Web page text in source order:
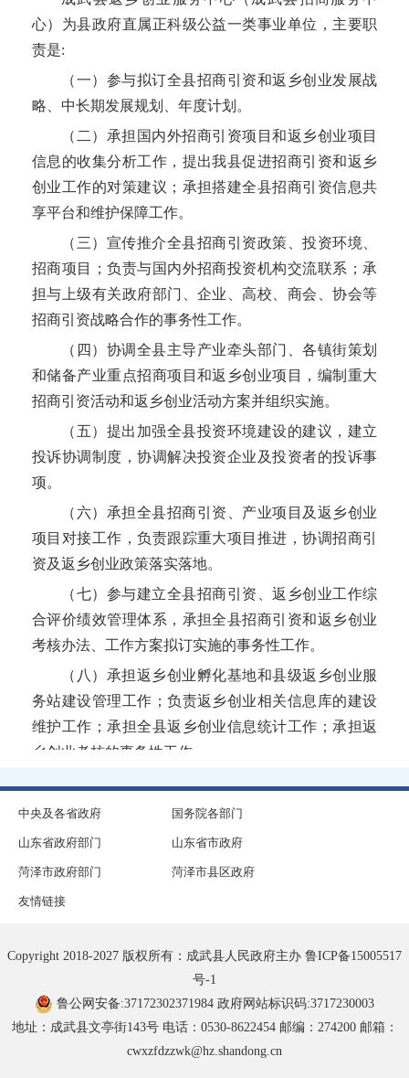
成武县行政审批服务局
成武县卫生健康局
菏泽市生态环境局成武县分局
成武县供销合作社联合社
成武县司法局
成武县九女集镇人民政府
成武县审计局
成武县工业和信息化局
成武县市场监督管理局
成武县天宫庙镇人民政府
成武县教育和体育局
成武县信访局
成武县农业农村局
成武县科学技术局
成武县综合行政执法局
成武县苟村集镇人民政府
成武县白浮图镇人民政府
心）为县政府直属正科级公益一类事业单位，主要职
责是:
（一）参与拟订全县招商引资和返乡创业发展战
略、中长期发展规划、年度计划。
（二）承担国内外招商引资项目和返乡创业项目
信息的收集分析工作，提出我县促进招商引资和返乡
创业工作的对策建议；承担搭建全县招商引资信息共
享平台和维护保障工作。
（三）宣传推介全县招商引资政策、投资环境、
招商项目；负责与国内外招商投资机构交流联系；承
担与上级有关政府部门、企业、高校、商会、协会等
招商引资战略合作的事务性工作。
（四）协调全县主导产业牵头部门、各镇街策划
和储备产业重点招商项目和返乡创业项目，编制重大
招商引资活动和返乡创业活动方案并组织实施。
（五）提出加强全县投资环境建设的建议，建立
投诉协调制度，协调解决投资企业及投资者的投诉事
项。
（六）承担全县招商引资、产业项目及返乡创业
项目对接工作，负责跟踪重大项目推进，协调招商引
资及返乡创业政策落实落地。
（七）参与建立全县招商引资、返乡创业工作综
合评价绩效管理体系，承担全县招商引资和返乡创业
考核办法、工作方案拟订实施的事务性工作。
（八）承担返乡创业孵化基地和县级返乡创业服
务站建设管理工作；负责返乡创业相关信息库的建设
维护工作；承担全县返乡创业信息统计工作；承担返
乡创业考核的事务性工作。
育培训计划并组织实施，加强招商引资人才队伍建
设。
（十）指导镇街返乡创业、招商引资工作。
（十一）完成县委、县政府交办的其他任务
中央及各省政府 国务院各部门
山东省政府部门 山东省市政府
菏泽市政府部门 菏泽市县区政府
友情链接
Copyright 2018-2027 版权所有：成武县人民政府主办 鲁ICP备15005517
号-1
鲁公网安备:37172302371984 政府网站标识码:3717230003
地址：成武县文亭街143号 电话：0530-8622454 邮编：274200 邮箱：
cwxzfdzzwk@hz.shandong.cn